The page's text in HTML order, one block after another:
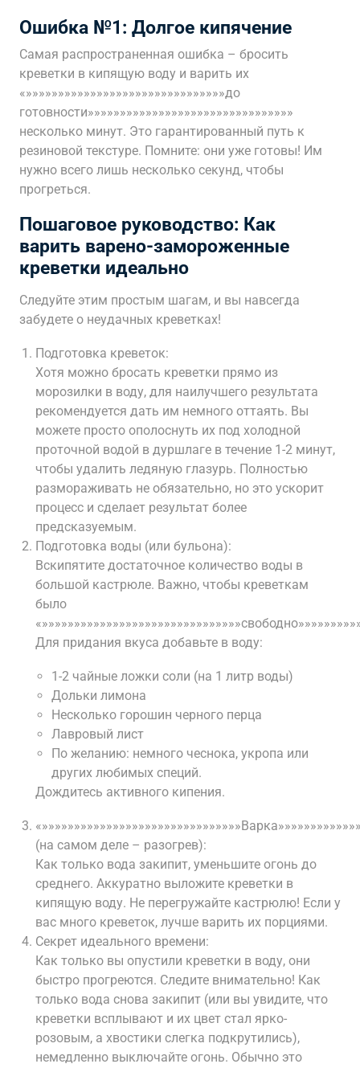
Ошибка №1: Долгое кипячение
Самая распространенная ошибка – бросить
креветки в кипящую воду и варить их
«»»»»»»»»»»»»»»»»»»»»»»»»»»»»»»»до
готовности»»»»»»»»»»»»»»»»»»»»»»»»»»»»»»»»
несколько минут. Это гарантированный путь к
резиновой текстуре. Помните: они уже готовы! Им
нужно всего лишь несколько секунд, чтобы
прогреться.
Пошаговое руководство: Как
варить варено-замороженные
креветки идеально
Следуйте этим простым шагам, и вы навсегда
забудете о неудачных креветках!
Подготовка креветок:
Хотя можно бросать креветки прямо из
морозилки в воду, для наилучшего результата
рекомендуется дать им немного оттаять. Вы
можете просто ополоснуть их под холодной
проточной водой в дуршлаге в течение 1-2 минут,
чтобы удалить ледяную глазурь. Полностью
размораживать не обязательно, но это ускорит
процесс и сделает результат более
предсказуемым.
Подготовка воды (или бульона):
Вскипятите достаточное количество воды в
большой кастрюле. Важно, чтобы креветкам
было
Для придания вкуса добавьте в воду:
1-2 чайные ложки соли (на 1 литр воды)
Дольки лимона
Несколько горошин черного перца
Лавровый лист
По желанию: немного чеснока, укропа или
других любимых специй.
Дождитесь активного кипения.
(на самом деле – разогрев):
Как только вода закипит, уменьшите огонь до
среднего. Аккуратно выложите креветки в
кипящую воду. Не перегружайте кастрюлю! Если у
вас много креветок, лучше варить их порциями.
Секрет идеального времени:
Как только вы опустили креветки в воду, они
быстро прогреются. Следите внимательно! Как
только вода снова закипит (или вы увидите, что
креветки всплывают и их цвет стал ярко-
розовым, а хвостики слегка подкрутились),
немедленно выключайте огонь. Обычно это